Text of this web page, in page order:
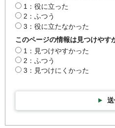
1：役に立った
2：ふつう
3：役に立たなかった
このページの情報は見つけやす
1：見つけやすかった
2：ふつう
3：見つけにくかった